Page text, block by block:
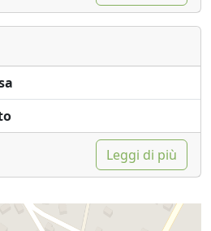
Leggi di più